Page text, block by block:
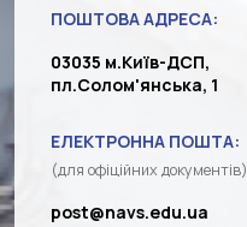
ПОШТОВА АДРЕСА:
03035 м.Київ-ДСП,
пл.Солом'янська, 1
ЕЛЕКТРОННА ПОШТА:
(для офіційних документів)
post@navs.edu.ua